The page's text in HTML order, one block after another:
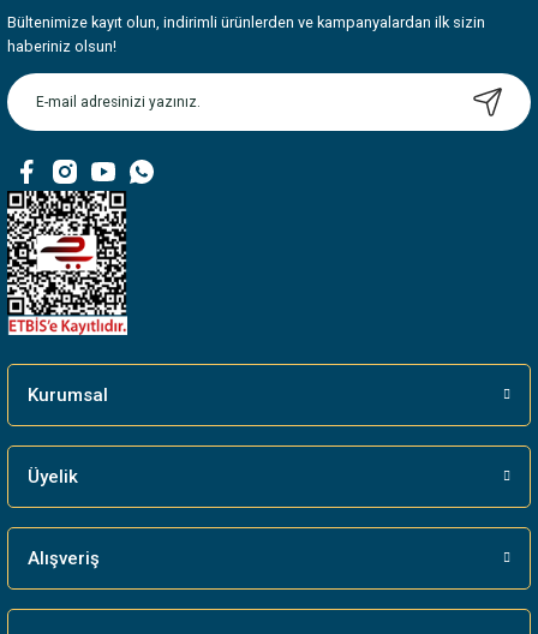
Bültenimize kayıt olun, indirimli ürünlerden ve kampanyalardan ilk sizin
haberiniz olsun!
Kurumsal
Üyelik
Alışveriş